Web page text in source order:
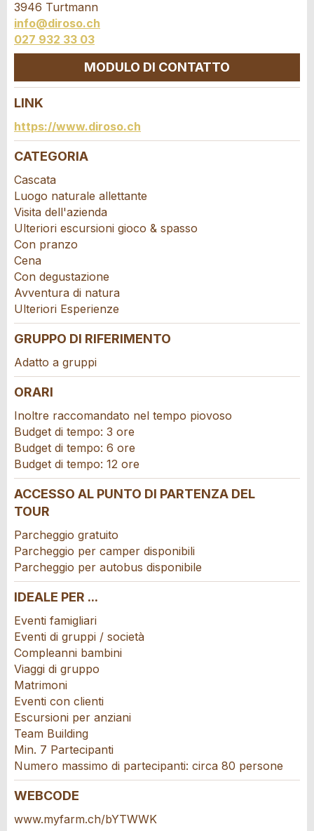
Chiudi
3946 Turtmann
info@diroso.ch
027 932 33 03
MODULO DI CONTATTO
Contatto
Scrivere un messaggio per tutte le persone da
contattare per questo annuncio.
Nachricht
* Ingresso richiesto
A garanzia di qualità una copia di questa e-
mail è stata inviata a guidle e Agriturismo
Svizzera.
SCRIVI UN MESSAGGIO
Chiudi
LINK
https://www.diroso.ch
CATEGORIA
Cascata
Luogo naturale allettante
Visita dell'azienda
Ulteriori escursioni gioco & spasso
Con pranzo
Cena
Con degustazione
Avventura di natura
Ulteriori Esperienze
GRUPPO DI RIFERIMENTO
Adatto a gruppi
ORARI
Inoltre raccomandato nel tempo piovoso
Budget di tempo: 3 ore
Budget di tempo: 6 ore
Budget di tempo: 12 ore
ACCESSO AL PUNTO DI PARTENZA DEL
TOUR
Parcheggio gratuito
Parcheggio per camper disponibili
Parcheggio per autobus disponibile
IDEALE PER ...
Eventi famigliari
Eventi di gruppi / società
Compleanni bambini
Viaggi di gruppo
Matrimoni
Eventi con clienti
Escursioni per anziani
Team Building
Min. 7 Partecipanti
Numero massimo di partecipanti: circa 80 persone
WEBCODE
www.myfarm.ch/bYTWWK